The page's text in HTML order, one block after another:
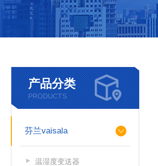
产品分类
PRODUCTS
芬兰vaisala
温湿度变送器